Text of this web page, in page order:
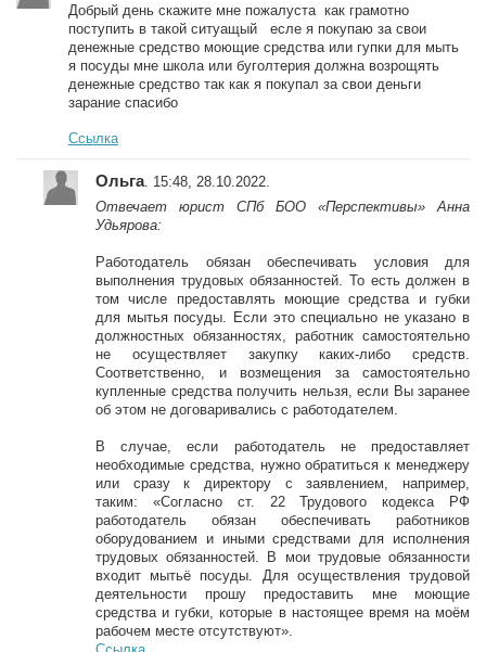
Добрый день скажите мне пожалуста как грамотно
поступить в такой ситуащый есле я покупаю за свои
денежные средство моющие средства или гупки для мыть
я посуды мне школа или буголтерия должна возрощять
денежные средство так как я покупал за свои деньги
зарание спасибо
Ссылка
Ольга. 15:48, 28.10.2022.
Отвечает юрист СПб БОО «Перспективы» Анна
Удьярова:
Работодатель обязан обеспечивать условия для
выполнения трудовых обязанностей. То есть должен в
том числе предоставлять моющие средства и губки
для мытья посуды. Если это специально не указано в
должностных обязанностях, работник самостоятельно
не осуществляет закупку каких-либо средств.
Соответственно, и возмещения за самостоятельно
купленные средства получить нельзя, если Вы заранее
об этом не договаривались с работодателем.
В случае, если работодатель не предоставляет
необходимые средства, нужно обратиться к менеджеру
или сразу к директору с заявлением, например,
таким: «Согласно ст. 22 Трудового кодекса РФ
работодатель обязан обеспечивать работников
оборудованием и иными средствами для исполнения
трудовых обязанностей. В мои трудовые обязанности
входит мытьё посуды. Для осуществления трудовой
деятельности прошу предоставить мне моющие
средства и губки, которые в настоящее время на моём
рабочем месте отсутствуют».
Ссылка